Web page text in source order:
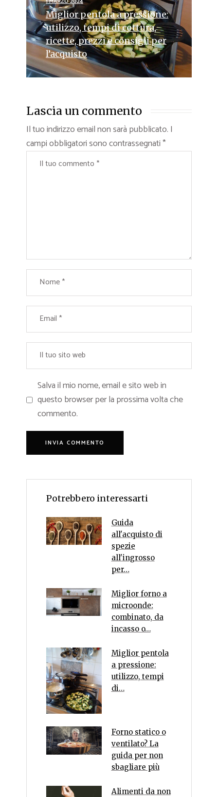
Miglior pentola a pressione:
utilizzo, tempi di cottura,
ricette, prezzi e consigli per
l’acquisto
Lascia un commento
Il tuo indirizzo email non sarà pubblicato. I
campi obbligatori sono contrassegnati*
Salva il mio nome, email e sito web in
questo browser per la prossima volta che
commento.
Potrebbero interessarti
Guida
all'acquisto di
spezie
all'ingrosso
per…
Miglior forno a
microonde:
combinato, da
incasso o…
Miglior pentola
a pressione:
utilizzo, tempi
di…
Forno statico o
ventilato? La
guida per non
sbagliare più
Alimenti da non